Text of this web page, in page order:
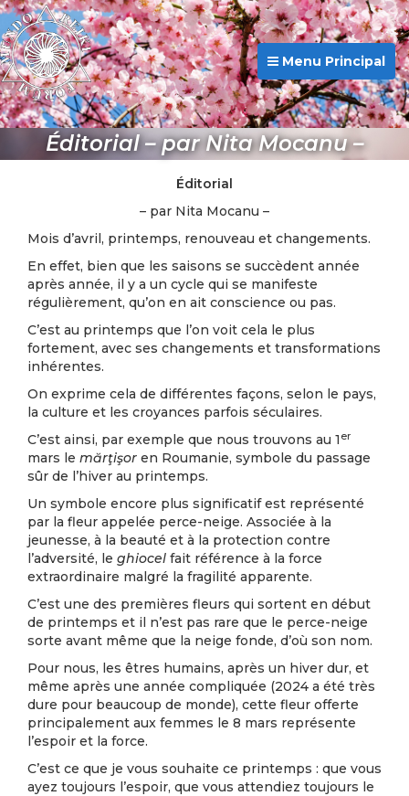
Menu Principal
Éditorial – par Nita Mocanu –
Éditorial
– par Nita Mocanu –
Mois d’avril, printemps, renouveau et changements.
En effet, bien que les saisons se succèdent année
après année, il y a un cycle qui se manifeste
régulièrement, qu’on en ait conscience ou pas.
C’est au printemps que l’on voit cela le plus
fortement, avec ses changements et transformations
inhérentes.
On exprime cela de différentes façons, selon le pays,
la culture et les croyances parfois séculaires.
C’est ainsi, par exemple que nous trouvons au 1 er
mars le mărţişor en Roumanie, symbole du passage
sûr de l’hiver au printemps.
Un symbole encore plus significatif est représenté
par la fleur appelée perce-neige. Associée à la
jeunesse, à la beauté et à la protection contre
l’adversité, le ghiocel fait référence à la force
extraordinaire malgré la fragilité apparente.
C’est une des premières fleurs qui sortent en début
de printemps et il n’est pas rare que le perce-neige
sorte avant même que la neige fonde, d’où son nom.
Pour nous, les êtres humains, après un hiver dur, et
même après une année compliquée (2024 a été très
dure pour beaucoup de monde), cette fleur offerte
principalement aux femmes le 8 mars représente
l’espoir et la force.
C’est ce que je vous souhaite ce printemps : que vous
ayez toujours l’espoir, que vous attendiez toujours le